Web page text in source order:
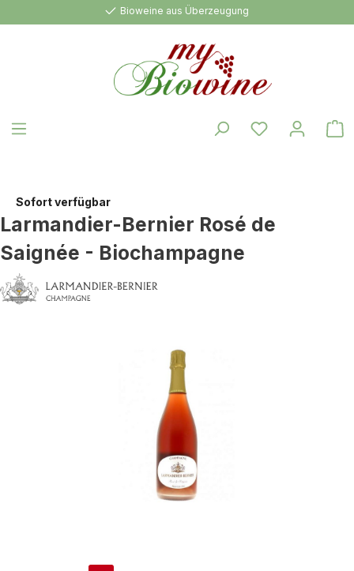
Bioweine aus Überzeugung
Sofort verfügbar
Larmandier-Bernier Rosé de
Saignée - Biochampagne